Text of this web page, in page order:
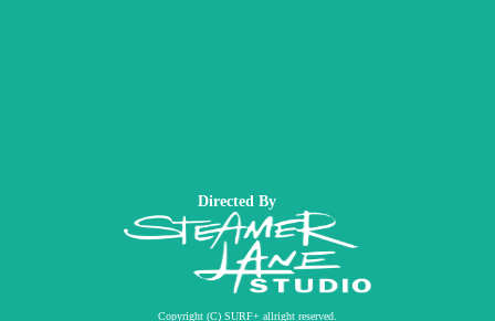
Directed By
Copyright (C) SURF+ allright reserved.